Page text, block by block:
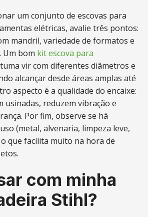
um conjunto de escovas para
elétricas, avalie três pontos:
mandril, variedade de formatos e
Um bom kit escova para
vir com diferentes diâmetros e
alcançar desde áreas amplas até
aspecto é a qualidade do encaixe:
usinadas, reduzem vibração e
Por fim, observe se há
(metal, alvenaria, limpeza leve,
que facilita muito na hora de
com minha
Stihl?